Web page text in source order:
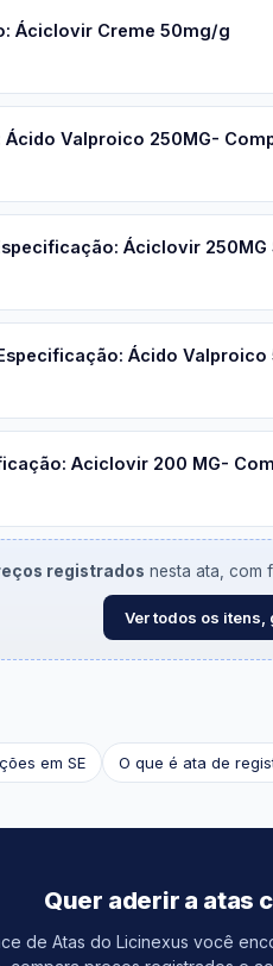
Áciclovir Creme 50mg/g
Valproico 250MG-
Áciclovir 250MG
Ácido
Aciclovir 200 MG-
registrados nesta ata, com
Ver todos os itens,
em SE O que é ata de
Quer aderir a atas
de Atas do Licinexus você